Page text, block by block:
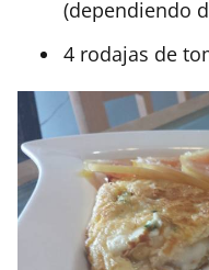
(dependiendo
4 rodajas de